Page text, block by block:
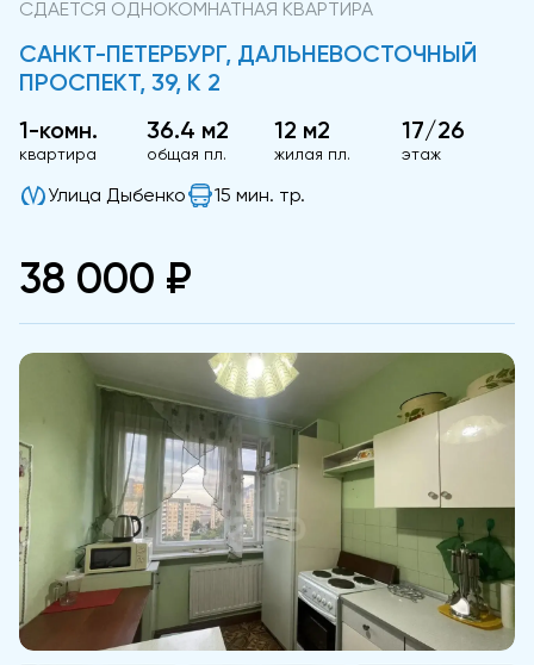
СДАЕТСЯ ОДНОКОМНАТНАЯ КВАРТИРА
САНКТ-ПЕТЕРБУРГ, ДАЛЬНЕВОСТОЧНЫЙ
ПРОСПЕКТ, 39, К 2
1-комн.
квартира
36.4 м2
общая пл.
12 м2
жилая пл.
17/26
этаж
Улица Дыбенко 15 мин. тр.
38 000 ₽